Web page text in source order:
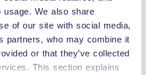
usage. We also share
of our site with social media,
partners, who may combine it
or that they’ve collected
This section explains